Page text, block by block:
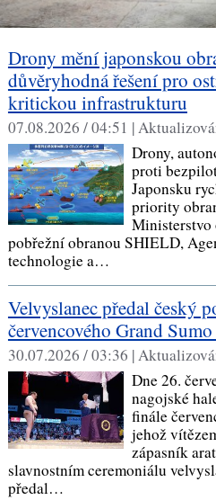
Drony mění japonskou
důvěryhodná řešení pro
kritickou infrastrukturu
07.08.2026 / 04:51 |
Drony,
proti
Japonsku
priority
Ministerstvo
pobřežní obranou SHIELD,
technologie a…
Velvyslanec předal český
červencového Grand
30.07.2026 / 03:36 |
Dne 26.
nagojské
finále
jehož
zápasník
slavnostním ceremoniálu
předal…